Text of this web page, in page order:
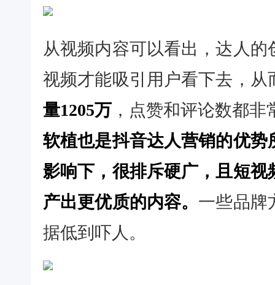
从视频内容可以看出，达人
视频才能吸引用户看下去，
量1205万 ，点赞和评论数都非
软植也是抖音达人营销的优
影响下，很排斥硬广，且短
产出更优质的内容。 一些品牌
据低到吓人。